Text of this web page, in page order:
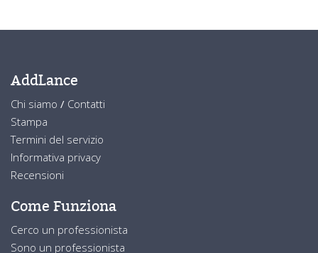
AddLance
Chi siamo / Contatti
Stampa
Termini del servizio
Informativa privacy
Recensioni
Come Funziona
Cerco un professionista
Sono un professionista